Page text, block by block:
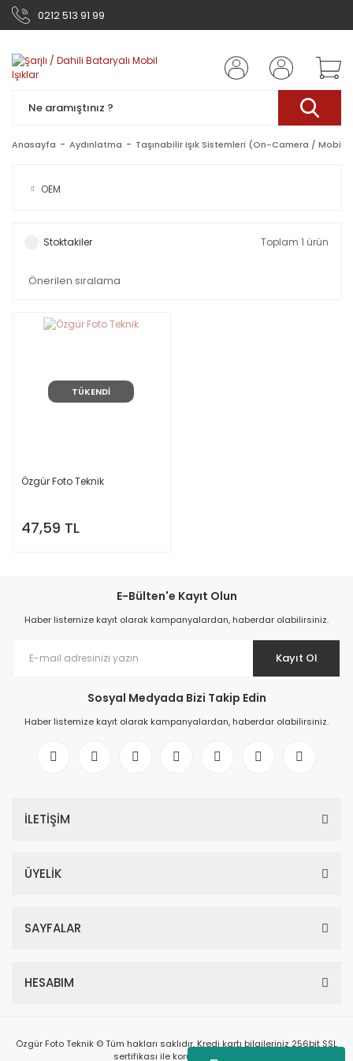
0212 513 91 99
Anasayfa Aydınlatma Taşınabilir Işık Sistemleri (On-Camera / Mobil
OEM
Stoktakiler Toplam 1 ürün
TÜKENDİ
Özgür Foto Teknik
47,59 TL
E-Bülten'e Kayıt Olun
Haber listemize kayıt olarak kampanyalardan, haberdar olabilirsiniz.
Kayıt Ol
Sosyal Medyada Bizi Takip Edin
Haber listemize kayıt olarak kampanyalardan, haberdar olabilirsiniz.
İLETİŞİM
ÜYELİK
SAYFALAR
HESABIM
Özgür Foto Teknik © Tüm hakları saklıdır. Kredi kartı bilgileriniz 256bit SSL
sertifikası ile korunmaktadır.